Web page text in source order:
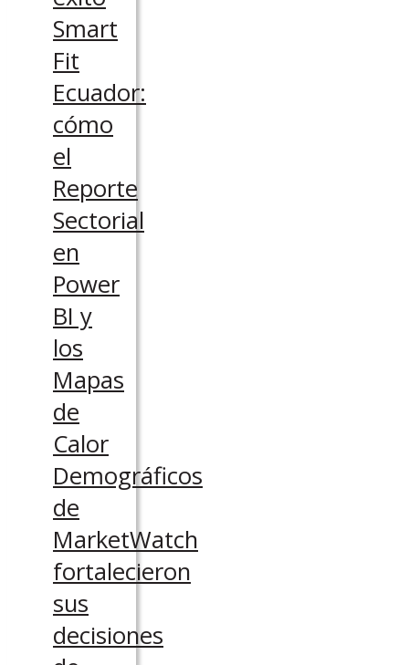
Smart
Fit
Ecuador:
cómo
el
Reporte
Sectorial
en
Power
BI y
los
Mapas
de
Calor
Demográficos
de
MarketWatch
fortalecieron
sus
decisiones